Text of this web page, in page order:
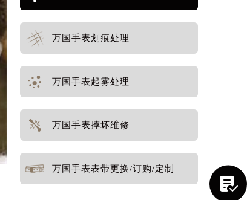
万国手表划痕处理
万国手表起雾处理
万国手表摔坏维修
万国手表表带更换/订购/定制
